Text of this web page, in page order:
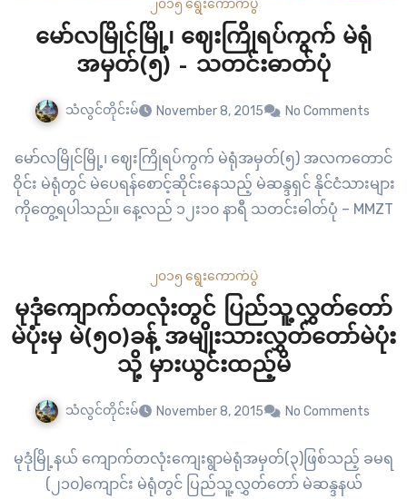
၂၀၁၅ ရွေးကောက်ပွဲ
မော်လမြိုင်မြို့၊ ဈေးကြိုရပ်ကွက် မဲရုံ
အမှတ်(၅) – သတင်းဓာတ်ပုံ
သံလွင်တိုင်းမ် November 8, 2015 No Comments
မော်လမြိုင်မြို့၊ ဈေးကြိုရပ်ကွက် မဲရုံအမှတ်(၅) အလကတောင်
ဝိုင်း မဲရုံတွင် မဲပေရန်စောင့်ဆိုင်းနေသည့် မဲဆန္ဒရှင် နိုင်ငံသားများ
ကိုတွေ့ရပါသည်။ နေ့လည် ၁၂း၁၀ နာရီ သတင်းဓါတ်ပုံ – MMZT
၂၀၁၅ ရွေးကောက်ပွဲ
မုဒုံကျောက်တလုံးတွင် ပြည်သူ့လွှတ်တော်
မဲပုံးမှ မဲ(၅၀)ခန့် အမျိုးသားလွှတ်တော်မဲပုံး
သို့ မှားယွင်းထည့်မိ
သံလွင်တိုင်းမ် November 8, 2015 No Comments
မုဒုံမြို့နယ် ကျောက်တလုံးကျေးရွာမဲရုံအမှတ်(၃)ဖြစ်သည့် ခမရ
(၂၁၀)ကျောင်း မဲရုံတွင် ပြည်သူ့လွှတ်တော် မဲဆန္ဒနယ်